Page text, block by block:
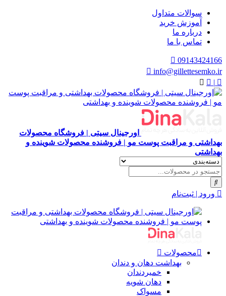
سوالات متداول
آموزش خرید
درباره ما
تماس با ما
09143424166
info@gillettesemko.ir
|
اورجینال سیتی | فروشگاه محصولات
بهداشتی و مراقبت پوست مو | فروشنده محصولات شوینده و
بهداشتی
ورود | ثبت‌نام
محصولات
بهداشت دهان و دندان
خمیردندان
دهان شویه
مسواک